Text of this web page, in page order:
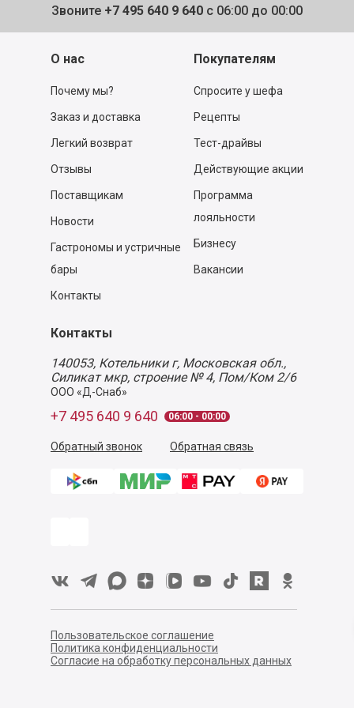
Звоните +7 495 640 9 640 с 06:00 до 00:00
О нас
Почему мы?
Заказ и доставка
Легкий возврат
Отзывы
Поставщикам
Новости
Гастрономы и устричные
бары
Контакты
Покупателям
Спросите у шефа
Рецепты
Тест-драйвы
Действующие акции
Программа
лояльности
Бизнесу
Вакансии
Контакты
140053, Котельники г, Московская обл.,
Силикат мкр, строение № 4, Пом/Ком 2/6
ООО «Д-Снаб»
+7 495 640 9 640 06:00 - 00:00
Обратный звонок Обратная связь
Пользовательское соглашение
Политика конфиденциальности
Согласие на обработку персональных данных